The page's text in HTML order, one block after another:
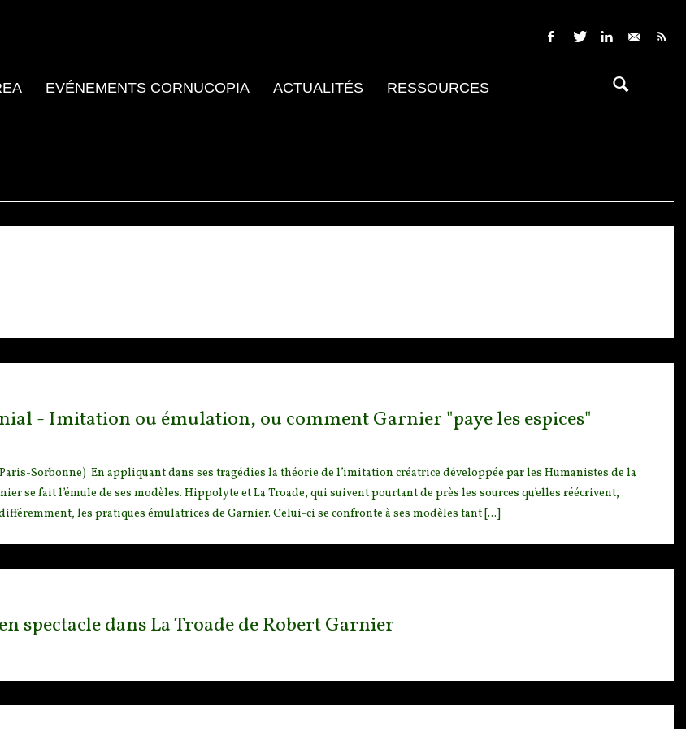
EVÉNEMENTS CORNUCOPIA ACTUALITÉS
RESSOURCES
- Imitation ou émulation, ou comment Garnier "paye les espices"
Sorbonne) En appliquant dans ses tragédies la théorie de l’imitation créatrice développée par les Humanistes de la
se fait l’émule de ses modèles. Hippolyte et La Troade, qui suivent pourtant de près les sources qu’elles réécrivent,
les pratiques émulatrices de Garnier. Celui-ci se confronte à ses modèles tant [...]
dans La Troade de Robert Garnier